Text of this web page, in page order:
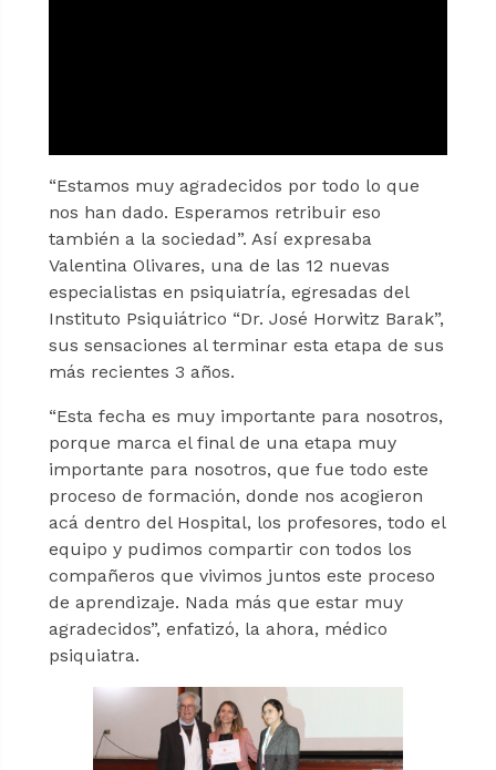
“Estamos muy agradecidos por todo lo que
nos han dado. Esperamos retribuir eso
también a la sociedad”. Así expresaba
Valentina Olivares, una de las 12 nuevas
especialistas en psiquiatría, egresadas del
Instituto Psiquiátrico “Dr. José Horwitz Barak”,
sus sensaciones al terminar esta etapa de sus
más recientes 3 años.
“Esta fecha es muy importante para nosotros,
porque marca el final de una etapa muy
importante para nosotros, que fue todo este
proceso de formación, donde nos acogieron
acá dentro del Hospital, los profesores, todo el
equipo y pudimos compartir con todos los
compañeros que vivimos juntos este proceso
de aprendizaje. Nada más que estar muy
agradecidos”, enfatizó, la ahora, médico
psiquiatra.